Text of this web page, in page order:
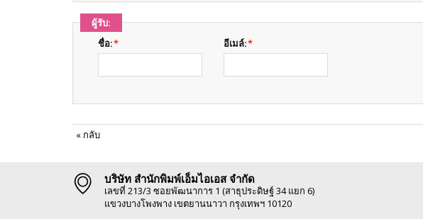
ผู้รับ:
*
ชื่อ: *
อีเมล์:
« กลับ
บริษัท สำนักพิมพ์เอ็มไอเอส จำกัด
เลขที่ 213/3 ซอยพัฒนาการ 1 (สาธุประดิษฐ์ 34 แยก 6)
แขวงบางโพงพาง เขตยานนาวา กรุงเทพฯ 10120